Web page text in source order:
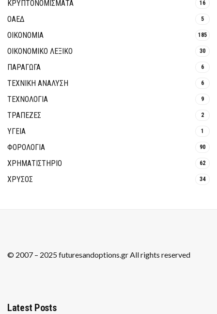
ΚΡΥΠΤΟΝΟΜΊΣΜΑΤΑ 16
ΟΑΕΔ 5
ΟΙΚΟΝΟΜΙΑ 185
ΟΙΚΟΝΟΜΙΚΟ ΛΕΞΙΚΟ 30
ΠΑΡΑΓΩΓΑ 6
ΤΕΧΝΙΚΗ ΑΝΑΛΥΣΗ 6
ΤΕΧΝΟΛΟΓΙΑ 9
ΤΡΆΠΕΖΕΣ 2
ΥΓΕΙΑ 1
ΦΟΡΟΛΟΓΙΑ 90
ΧΡΗΜΑΤΙΣΤΗΡΙΟ 62
ΧΡΥΣΟΣ 34
© 2007 – 2025 futuresandoptions.gr All rights reserved
Latest Posts